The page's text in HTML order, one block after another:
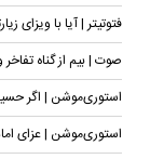
فتوتیتر | آیا با ویزای
صوت | بیم از گناه
استوری‌موشن | اگر
استوری‌موشن | عزای